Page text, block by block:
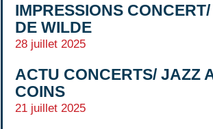
IMPRESSIONS
DE WILDE
28 juillet 2025
ACTU CONCERTS/ JAZZ
COINS
21 juillet 2025